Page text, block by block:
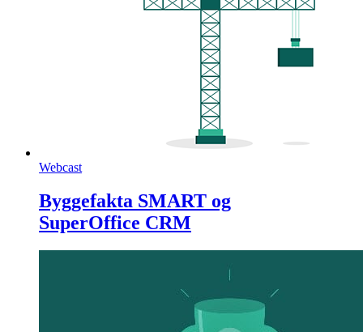
Webcast
Byggefakta SMART og
SuperOffice CRM